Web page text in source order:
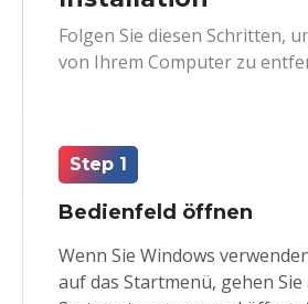
Folgen Sie diesen Schritten,
von Ihrem Computer zu
Step 1
Bedienfeld öffnen
Wenn Sie Windows
auf das Startmenü, gehen Sie